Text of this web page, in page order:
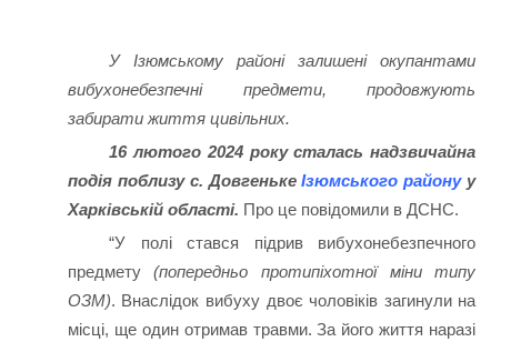
У Ізюмському районі залишені окупантами
вибухонебезпечні предмети, продовжують
забирати життя цивільних.
16 лютого 2024 року сталась надзвичайна
подія поблизу с. ДовгенькеІзюмського районуу
Харківській області. Про це повідомили в ДСНС.
“У полі стався підрив вибухонебезпечного
предмету(попередньо протипіхотної міни типу
ОЗМ). Внаслідок вибуху двоє чоловіків загинули на
місці, ще один отримав травми. За його життя наразі